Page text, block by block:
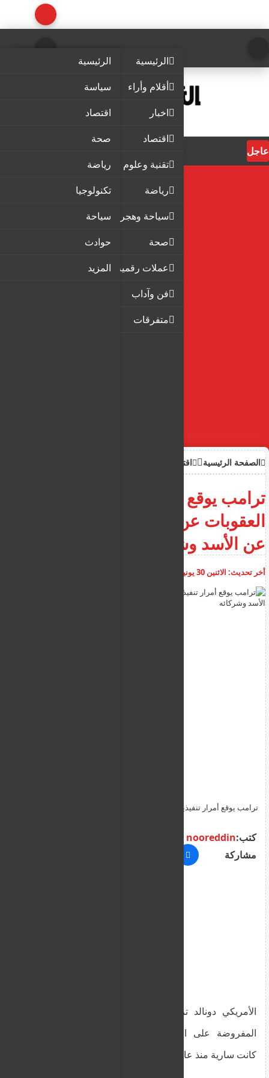
الرئيسية
أقلام وأراء
اخبار
اقتصاد
تقنية وعلوم
رياضة
سياحة وهجرة
صحة
عملات رقمية
فن وآداب
متفرقات
الرئيسية
سياسة
اقتصاد
صحة
رياضة
تكنولوجيا
سياحة
حوادث
المزيد
عاجل
الصفحة الرئيسية اقتصاد
ترامب يوقع أمرار تنفيذيا برفع
العقوبات عن سوريا ويتضمن بندا
عن الأسد وشركائه
أخر تحديث: الاثنين 30 يونيو 2025
ترامب يوقع أمرار تنفيذيا برفع العقوبات عن سوريا ويتضمن بندا عن
كتب:nooreddin
مشاركة
الأمريكي دونالد ترامب أمرا تنفيذيا برفع العقوبات
المفروضة على الجمهورية العربية السورية، والتي
كانت سارية منذ عام 2004، اعتبارا من الأول من يوليو.